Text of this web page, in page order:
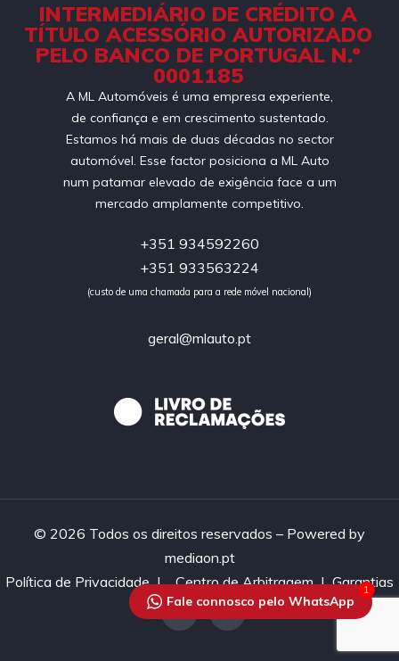
INTERMEDIÁRIO DE CRÉDITO A
TÍTULO ACESSÓRIO AUTORIZADO
PELO BANCO DE PORTUGAL N.º
0001185
A ML Automóveis é uma empresa experiente,
de confiança e em crescimento sustentado.
Estamos há mais de duas décadas no sector
automóvel. Esse factor posiciona a ML Auto
num patamar elevado de exigência face a um
mercado amplamente competitivo.
+351 934592260
+351 933563224
(custo de uma chamada para a rede móvel nacional)
geral@mlauto.pt
© 2026 Todos os direitos reservados – Powered by
mediaon.pt
Política de Privacidade|Centro de Arbitragem |Garantias
Fale connosco pelo WhatsApp
1